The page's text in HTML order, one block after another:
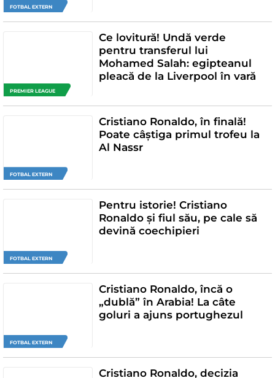
FOTBAL EXTERN
PREMIER LEAGUE
Ce lovitură! Undă verde
pentru transferul lui
Mohamed Salah: egipteanul
pleacă de la Liverpool în vară
FOTBAL EXTERN
Cristiano Ronaldo, în finală!
Poate câștiga primul trofeu la
Al Nassr
FOTBAL EXTERN
Pentru istorie! Cristiano
Ronaldo și fiul său, pe cale să
devină coechipieri
FOTBAL EXTERN
Cristiano Ronaldo, încă o
„dublă” în Arabia! La câte
goluri a ajuns portughezul
Cristiano Ronaldo, decizia